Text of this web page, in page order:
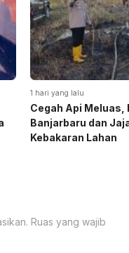
1 hari yang lalu
Cegah Api Meluas,
Banjarbaru dan
Kebakaran Lahan
Ruas yang wajib